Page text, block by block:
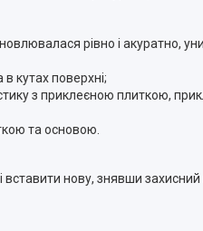
рівно і акуратно,
кутах поверхні;
з приклеєною плиткою,
та основою.
нову, знявши захисний